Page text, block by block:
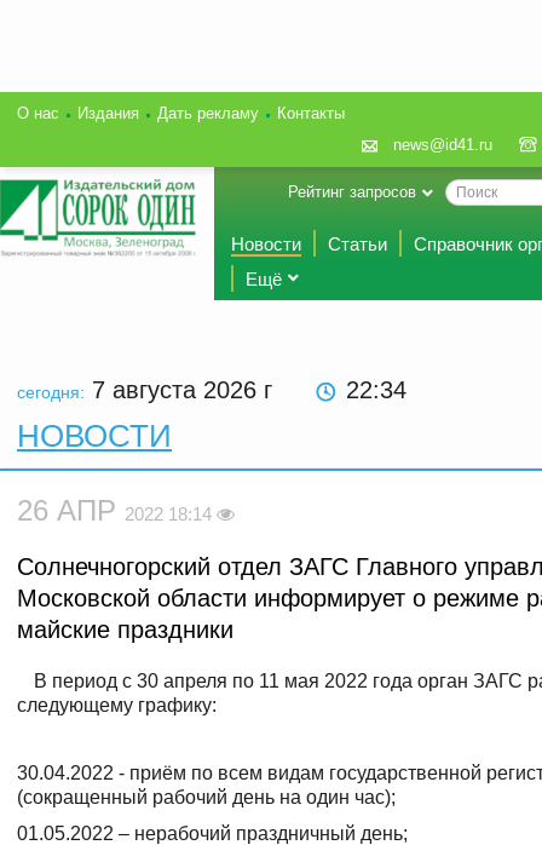
О нас Издания Дать рекламу
Контакты
news@id41.ru
Рейтинг запросов
Новости Статьи
Справочник
Ещё
сегодня: 7 августа 2026 г 22:34
НОВОСТИ
26 АПР 2022 18:14
Солнечногорский отдел ЗАГС Главного
Московской области информирует о режиме
майские праздники
В период с 30 апреля по 11 мая 2022 года орган ЗАГС
следующему графику:
30.04.2022 - приём по всем видам государственной
(сокращенный рабочий день на один час);
01.05.2022 – нерабочий праздничный день;